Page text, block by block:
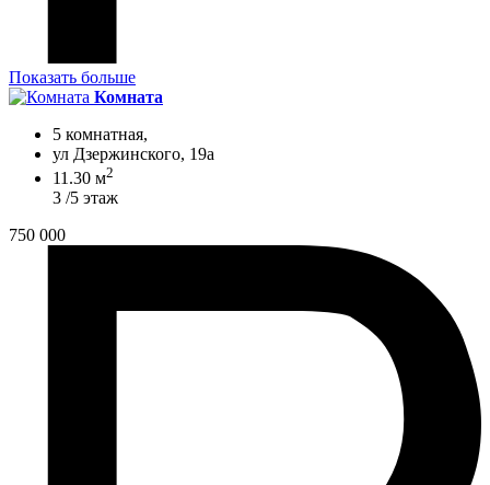
Показать больше
Комната
5 комнатная,
ул Дзержинского, 19а
11.30 м2
3 /5 этаж
750 000